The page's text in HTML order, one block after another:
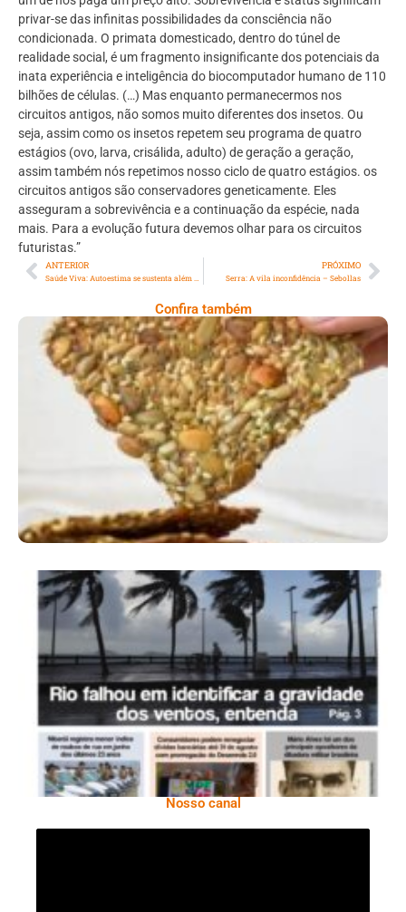
privar-se das infinitas possibilidades da consciência não
condicionada. O primata domesticado, dentro do túnel de
realidade social, é um fragmento insignificante dos potenciais da
inata experiência e inteligência do biocomputador humano de 110
bilhões de células. (…) Mas enquanto permanecermos nos
circuitos antigos, não somos muito diferentes dos insetos. Ou
seja, assim como os insetos repetem seu programa de quatro
estágios (ovo, larva, crisálida, adulto) de geração a geração,
assim também nós repetimos nosso ciclo de quatro estágios. os
circuitos antigos são conservadores geneticamente. Eles
asseguram a sobrevivência e a continuação da espécie, nada
mais. Para a evolução futura devemos olhar para os circuitos
futuristas.”
ANTERIOR PRÓXIMO
Serra: A vila inconfidência – Sebollas
Confira também
Comer Bem: Cracker De Sementes
Ano X – Número 366 01 A 07 De Agosto De
2026
Nosso canal